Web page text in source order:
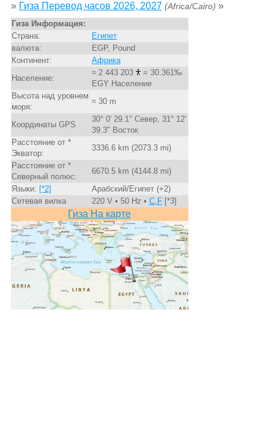
» Гиза Перевод часов 2026, 2027 (Africa/Cairo) »
Гиза Информация:
Страна:
Египет
валюта:
EGP, Pound
Континент:
Африка
Население:
≈ 2 443 203
= 30.361‰
EGY Население
Высота над уровнем
моря:
≈ 30 m
Координаты GPS
30° 0' 29.1" Север, 31° 12'
39.3" Восток
Расстояние от *
Экватор:
3336.6 km (2073.3 mi)
Расстояние от *
Северный полюс:
6670.5 km (4144.8 mi)
Языки: [*2]
Арабский/Египет (+2)
Сетевая вилка
220 V • 50 Hz • C,F[*3]
Гиза На карте